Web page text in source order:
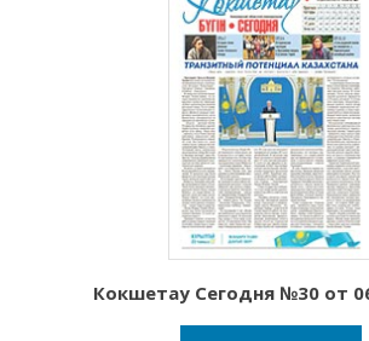
Кокшетау Сегодня №30 от